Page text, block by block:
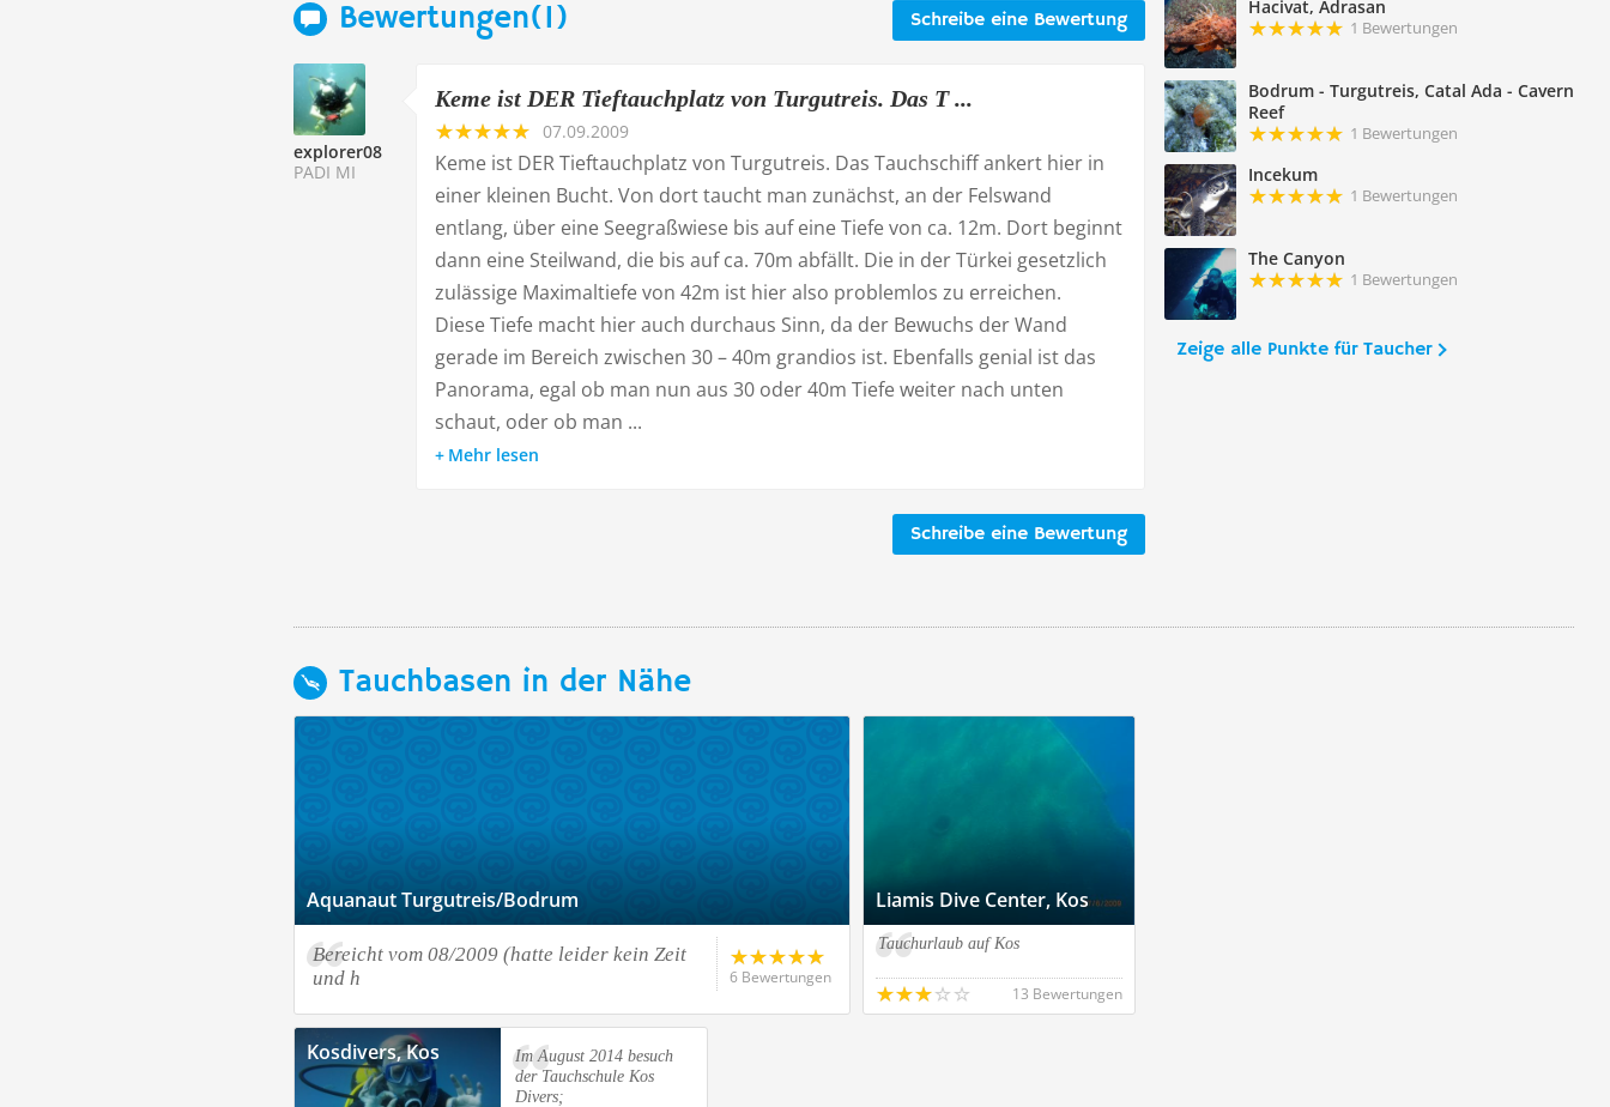
Hacivat, Adrasan
1 Bewertungen
Bodrum - Turgutreis, Catal Ada - Cavern
Reef
1 Bewertungen
Incekum
1 Bewertungen
The Canyon
1 Bewertungen
Zeige alle Punkte für Taucher
Schreibe eine Bewertung
Bewertungen(1)
explorer08
PADI MI
Keme ist DER Tieftauchplatz von Turgutreis. Das T ...
07.09.2009
Keme ist DER Tieftauchplatz von Turgutreis. Das Tauchschiff ankert hier in
einer kleinen Bucht. Von dort taucht man zunächst, an der Felswand
entlang, über eine Seegraßwiese bis auf eine Tiefe von ca. 12m. Dort beginnt
dann eine Steilwand, die bis auf ca. 70m abfällt. Die in der Türkei gesetzlich
zulässige Maximaltiefe von 42m ist hier also problemlos zu erreichen.
Diese Tiefe macht hier auch durchaus Sinn, da der Bewuchs der Wand
gerade im Bereich zwischen 30 – 40m grandios ist. Ebenfalls genial ist das
Panorama, egal ob man nun aus 30 oder 40m Tiefe weiter nach unten
schaut, oder ob man ...
Mehr lesen
Schreibe eine Bewertung
Tauchbasen in der Nähe
Aquanaut Turgutreis/Bodrum
Bereicht vom 08/2009 (hatte leider kein Zeit
und h
6 Bewertungen
Liamis Dive Center, Kos
Tauchurlaub auf Kos
13 Bewertungen
Kosdivers, Kos
Im August 2014 besuch
der Tauchschule Kos
Divers;